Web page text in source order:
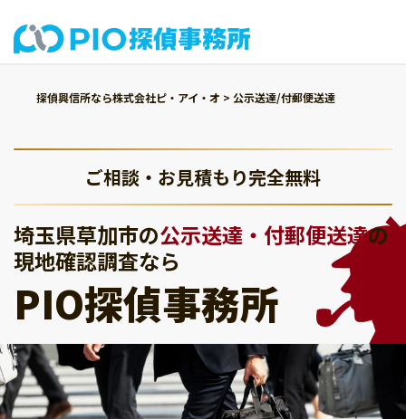
探偵興信所なら株式会社ピ・アイ・オ > 公示送達/付郵便送達
ご相談・お見積もり完全無料
埼玉県草加市の公示送達・付郵便送達の
現地確認調査なら
PIO探偵事務所